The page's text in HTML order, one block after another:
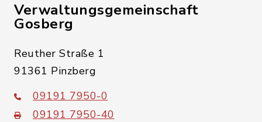
Verwaltungsgemeinschaft
Gosberg
Reuther Straße 1
91361 Pinzberg
09191 7950-0
09191 7950-40